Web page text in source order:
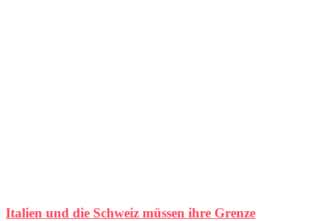
Italien und die Schweiz müssen ihre Grenze